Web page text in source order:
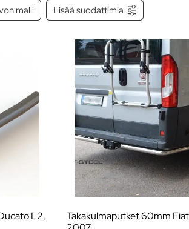
malli Lisää suodattimia
L2,
Takakulmaputket 60mm